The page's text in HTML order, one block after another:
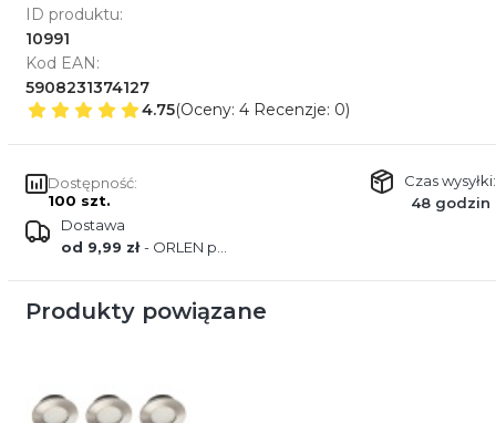
ID produktu:
10991
Kod EAN:
5908231374127
4.75(Oceny: 4 Recenzje: 0)
Dostępność:
100 szt.
Czas wysyłki:
48 godzin
Dostawa
od 9,99 zł- ORLEN paczka
Produkty powiązane